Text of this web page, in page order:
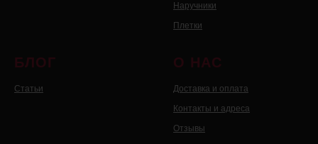
Наручники
Плетки
БЛОГ
Статьи
О НАС
Доставка и оплата
Контакты и адреса
Отзывы